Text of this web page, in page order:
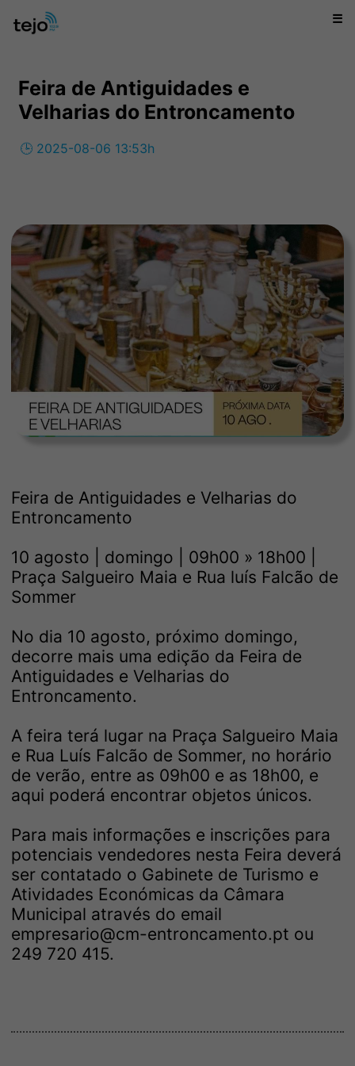
☰
Feira de Antiguidades e
Velharias do Entroncamento
🕒 2025-08-06 13:53h
Feira de Antiguidades e Velharias do
Entroncamento
10 agosto | domingo | 09h00 » 18h00 |
Praça Salgueiro Maia e Rua luís Falcão de
Sommer
No dia 10 agosto, próximo domingo,
decorre mais uma edição da Feira de
Antiguidades e Velharias do
Entroncamento.
A feira terá lugar na Praça Salgueiro Maia
e Rua Luís Falcão de Sommer, no horário
de verão, entre as 09h00 e as 18h00, e
aqui poderá encontrar objetos únicos.
Para mais informações e inscrições para
potenciais vendedores nesta Feira deverá
ser contatado o Gabinete de Turismo e
Atividades Económicas da Câmara
Municipal através do email
empresario@cm-entroncamento.pt ou
249 720 415.